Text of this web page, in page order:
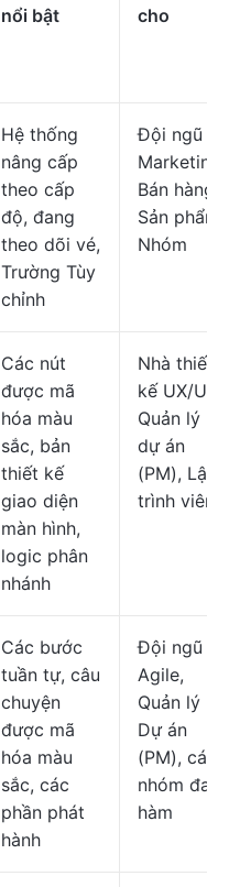
nổi bật
cho
Hệ thống
nâng cấp
theo cấp
độ, đang
theo dõi vé,
Trường Tùy
chỉnh
Đội ngũ
Marketing,
Bán hàng,
Sản phẩm
Nhóm
Các nút
được mã
hóa màu
sắc, bản
thiết kế
giao diện
màn hình,
logic phân
nhánh
Nhà thiết
kế UX/UI,
Quản lý
dự án
(PM), Lập
trình viên
Các bước
tuần tự, câu
chuyện
được mã
hóa màu
sắc, các
phần phát
hành
Đội ngũ
Agile,
Quản lý
Dự án
(PM), các
nhóm đa
hàm